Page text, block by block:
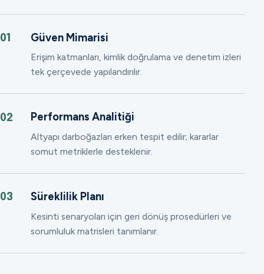
01 Güven Mimarisi
Erişim katmanları, kimlik doğrulama ve denetim izleri
tek çerçevede yapılandırılır.
02 Performans Analitiği
Altyapı darboğazları erken tespit edilir; kararlar
somut metriklerle desteklenir.
03 Süreklilik Planı
Kesinti senaryoları için geri dönüş prosedürleri ve
sorumluluk matrisleri tanımlanır.